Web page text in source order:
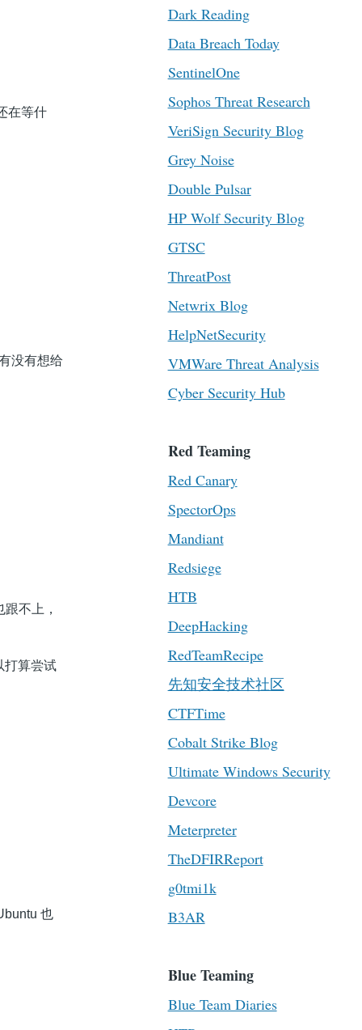
在等什
没有想给
不上，
打算尝试
也
Dark Reading
Data Breach Today
SentinelOne
Sophos Threat Research
VeriSign Security Blog
Grey Noise
Double Pulsar
HP Wolf Security Blog
GTSC
ThreatPost
Netwrix Blog
HelpNetSecurity
VMWare Threat Analysis
Cyber Security Hub
Red Teaming
Red Canary
SpectorOps
Mandiant
Redsiege
HTB
DeepHacking
RedTeamRecipe
先知安全技术社区
CTFTime
Cobalt Strike Blog
Ultimate Windows Security
Devcore
Meterpreter
TheDFIRReport
g0tmi1k
B3AR
Blue Teaming
Blue Team Diaries